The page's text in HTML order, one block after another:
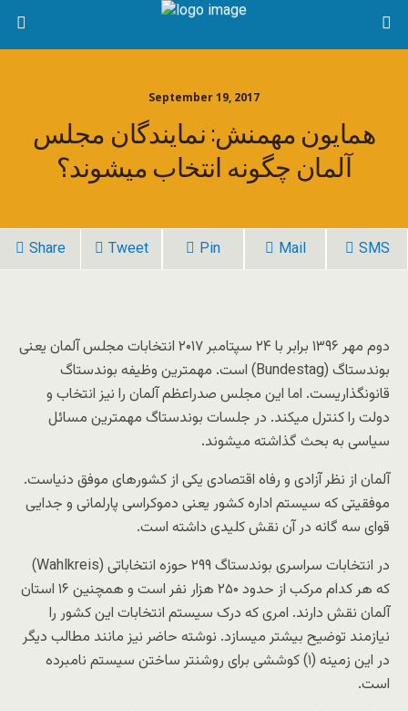
September 19, 2017
همایون مهمنش: نمایندگان مجلس
آلمان چگونه انتخاب میشوند؟
Share Tweet Pin Mail SMS
دوم مهر ۱۳۹۶ برابر با ۲۴ سپتامبر ۲۰۱۷ انتخابات مجلس آلمان یعنی
بوندستاگ (Bundestag) است. مهمترین وظیفه بوندستاگ
قانونگذاریست. اما این مجلس صدراعظم آلمان را نیز انتخاب و
دولت را کنترل میکند. در جلسات بوندستاگ مهمترین مسائل
سیاسی به بحث گذاشته میشوند.
آلمان از نظر آزادی و رفاه اقتصادی یکی از کشورهای موفق دنیاست.
موفقیتی که سیستم اداره کشور یعنی دموکراسی پارلمانی و جدایی
قوای سه گانه در آن نقش کلیدی داشته است.
در انتخابات سراسری بوندستاگ ۲۹۹ حوزه انتخاباتی (Wahlkreis)
که هر کدام مرکب از حدود ۲۵۰ هزار نفر است و همچنین ۱۶ استان
آلمان نقش دارند. امری که درک سیستم انتخابات این کشور را
نیازمند توضیح بیشتر میسازد. نوشته حاضر نیز مانند مطالب دیگر
در این زمینه (۱) کوششی برای روشنتر ساختن سیستم نامبرده
است.